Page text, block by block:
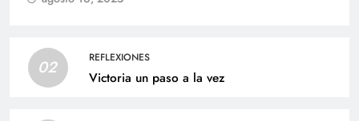
02 REFLEXIONES
Victoria un paso a la vez